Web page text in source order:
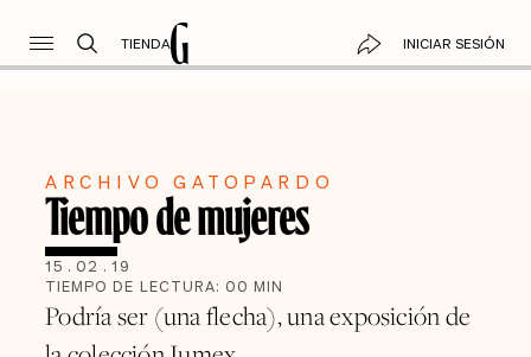
TIENDA INICIAR SESIÓN
ARCHIVO GATOPARDO
Tiempo de mujeres
15 . 02 . 19
TIEMPO DE LECTURA: 00 MIN
Podría ser (una flecha), una exposición de